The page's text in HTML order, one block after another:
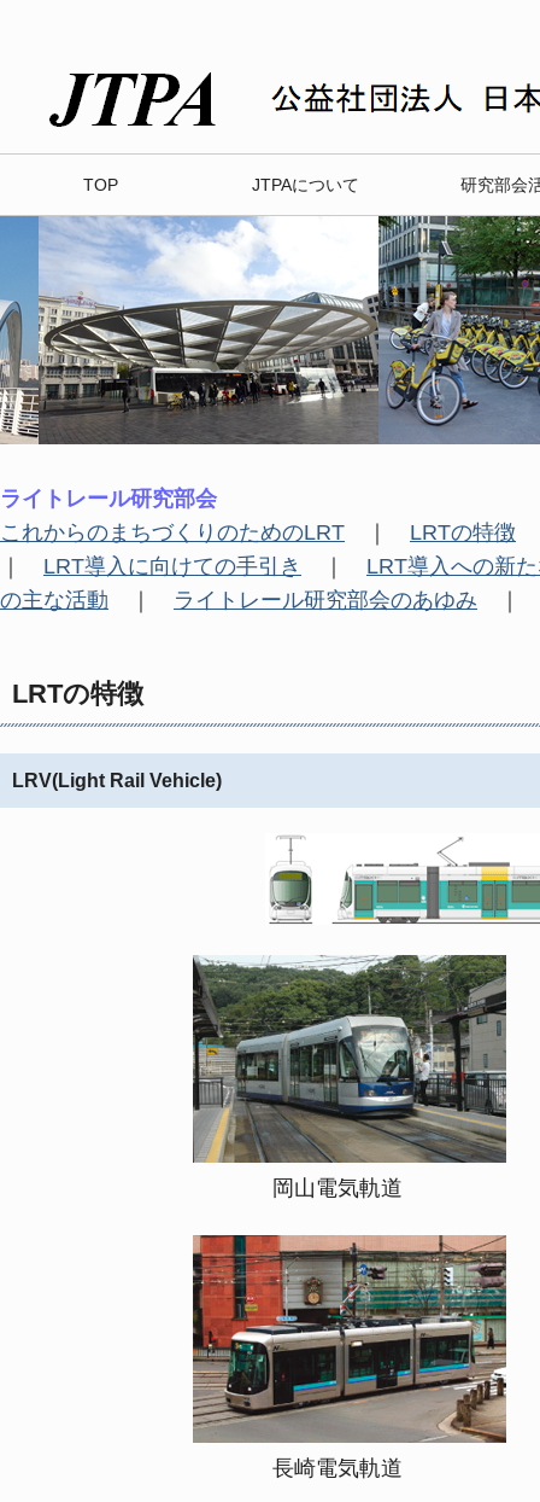
TOP JTPAについて 研究部会
ライトレール研究部会
これからのまちづくりのためのLRT
LRTの特徴
LRT導入に向けての手引き
LRT導入への新
の主な活動
ライトレール研究部会のあゆみ
LRTの特徴
LRV(Light Rail Vehicle)
岡山電気軌
長崎電気軌道